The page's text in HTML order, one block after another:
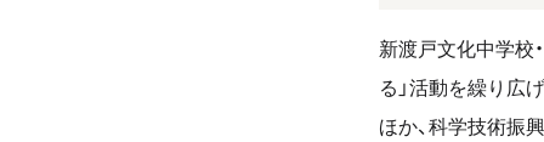
新渡戸文化中学校
る」活動を繰り広
ほか、科学技術振